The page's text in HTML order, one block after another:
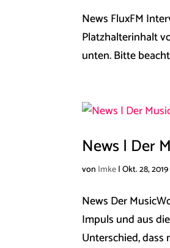
News ​FluxFM
Platzhalterinhalt
unten. Bitte
News | Der
von Imke|Okt. 28, 2019
News ​Der
Impuls und aus
Unterschied, dass